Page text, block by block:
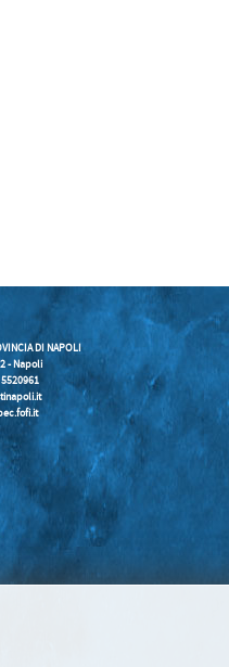
DI NAPOLI
- Napoli
5520961